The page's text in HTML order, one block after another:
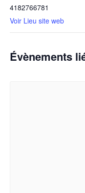
4182766781
Voir Lieu site web
Évènements